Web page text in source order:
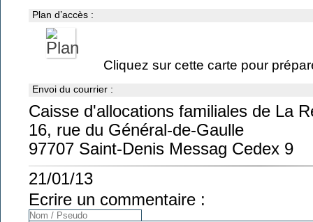
Plan d’accès :
Cliquez sur cette carte pour
Envoi du courrier :
Caisse d'allocations familiales de La
16, rue du Général-de-Gaulle
97707 Saint-Denis Messag Cedex 9
21/01/13
Ecrire un commentaire :